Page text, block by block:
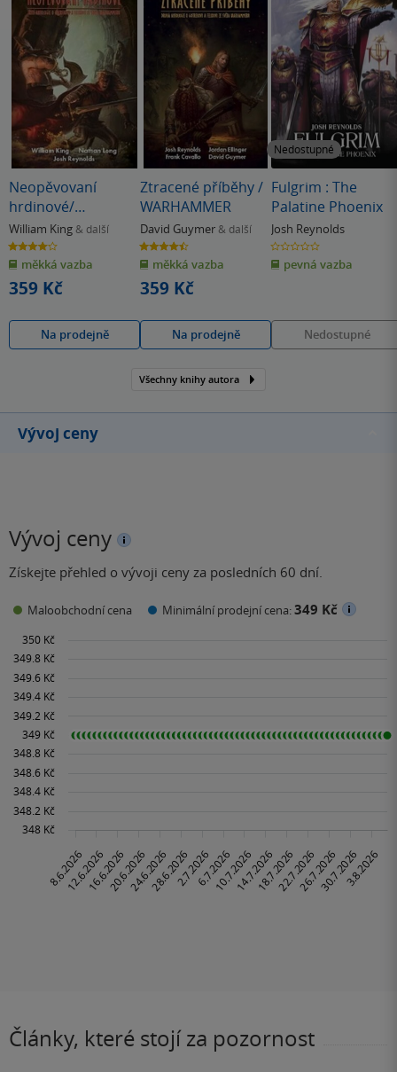
Neopěvovaní
hrdinové/
WARHAMMER
William King & další
4.0
z
5
hvězdiček
měkká vazba
359 Kč
Na prodejně
Ztracené příběhy /
WARHAMMER
David Guymer & další
4.5
z
5
hvězdiček
měkká vazba
359 Kč
Na prodejně
Nedostupné
Fulgrim : The
Palatine Phoenix
Josh Reynolds
0.0
z
5
hvězdiček
pevná vazba
Nedostupné
Všechny knihy autora
Vývoj ceny
Vývoj ceny
Získejte přehled o vývoji ceny za posledních 60 dní.
Maloobchodní cena Minimální prodejní cena:349 Kč
Články, které stojí za pozornost